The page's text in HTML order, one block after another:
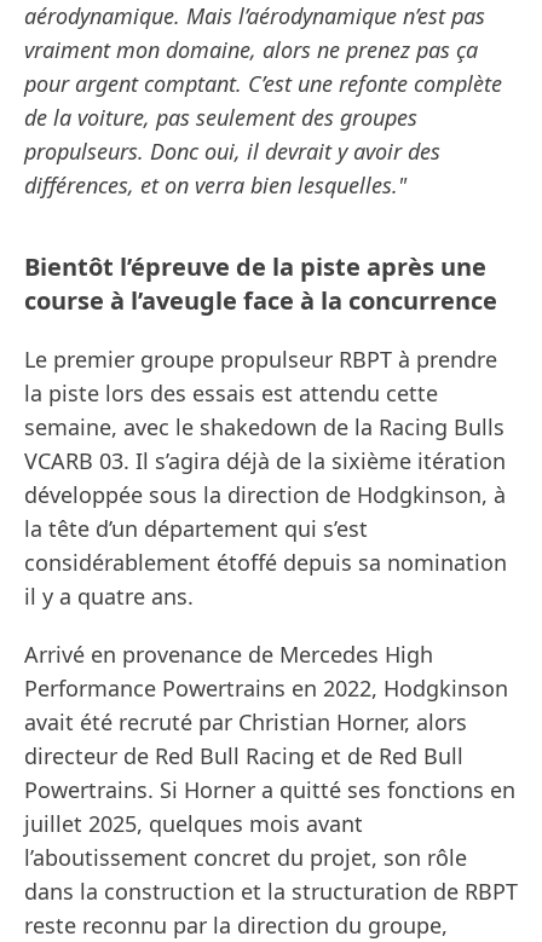
aérodynamique. Mais l’aérodynamique n’est pas
vraiment mon domaine, alors ne prenez pas ça
pour argent comptant. C’est une refonte complète
de la voiture, pas seulement des groupes
propulseurs. Donc oui, il devrait y avoir des
différences, et on verra bien lesquelles."
Bientôt l’épreuve de la piste après une
course à l’aveugle face à la concurrence
Le premier groupe propulseur RBPT à prendre
la piste lors des essais est attendu cette
semaine, avec le shakedown de la Racing Bulls
VCARB 03. Il s’agira déjà de la sixième itération
développée sous la direction de Hodgkinson, à
la tête d’un département qui s’est
considérablement étoffé depuis sa nomination
il y a quatre ans.
Arrivé en provenance de Mercedes High
Performance Powertrains en 2022, Hodgkinson
avait été recruté par Christian Horner, alors
directeur de Red Bull Racing et de Red Bull
Powertrains. Si Horner a quitté ses fonctions en
juillet 2025, quelques mois avant
l’aboutissement concret du projet, son rôle
dans la construction et la structuration de RBPT
reste reconnu par la direction du groupe,